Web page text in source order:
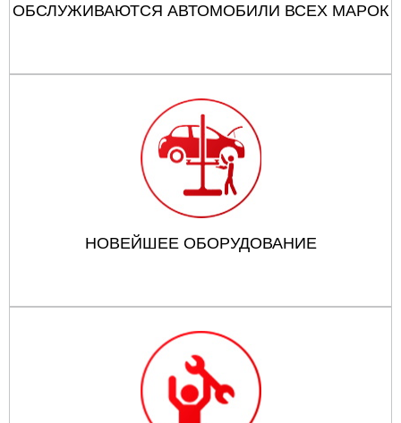
ОБСЛУЖИВАЮТСЯ АВТОМОБИЛИ ВСЕХ МАРОК
НОВЕЙШЕЕ ОБОРУДОВАНИЕ